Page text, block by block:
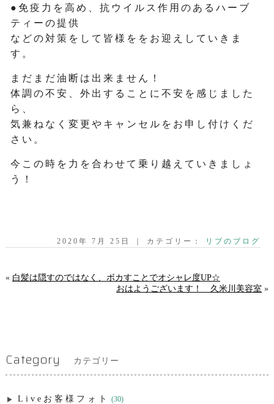
●免疫力を高め、抗ウイルス作用のあるハーブ
ティーの提供
などの対策をして皆様ををお迎えしていきま
す。
まだまだ油断は出来ません！
体調の不安、外出することに不安を感じました
ら、
気兼ねなく変更やキャンセルをお申し付けくだ
さい。
今この時を力を合わせて乗り越えていきましょ
う！
2020年 7月 25日 ｜ カテゴリー： リブのブログ
« 白髪は隠すのではなく、ボカすことでオシャレ度UP☆
おはようございます！ 久米川美容室 »
Category カテゴリー
Liveお客様フォト (30)